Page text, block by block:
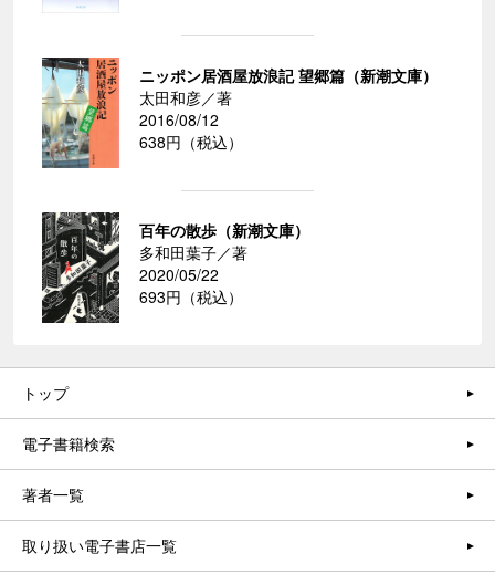
ニッポン居酒屋放浪記 望郷篇（新潮文庫）
太田和彦／著
2016/08/12
638円（税込）
百年の散歩（新潮文庫）
多和田葉子／著
2020/05/22
693円（税込）
トップ
電子書籍検索
著者一覧
取り扱い電子書店一覧